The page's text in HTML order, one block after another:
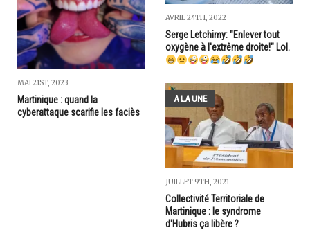
MAI 21ST, 2023
Martinique : quand la
cyberattaque scarifie les faciès
AVRIL 24TH, 2022
Serge Letchimy: "Enlever tout
oxygène à l'extrême droite!" Lol.
A LA UNE
JUILLET 9TH, 2021
Collectivité Territoriale de
Martinique : le syndrome
d'Hubris ça libère ?